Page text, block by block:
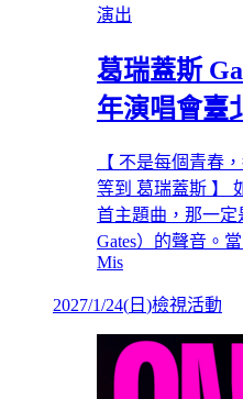
演出
葛瑞蓋斯
年演唱會臺
【 不是每個青春
等到 葛瑞蓋斯 】
首主題曲，那一定
Gates）的聲音。
Mis
2027/1/24( 日 )檢視活動